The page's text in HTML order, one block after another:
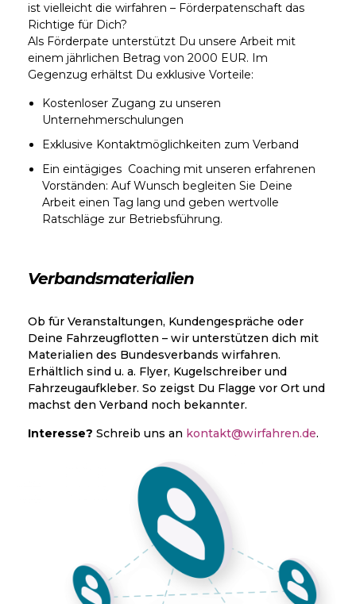
ist vielleicht die wirfahren – Förderpatenschaft das
Richtige für Dich?
Als Förderpate unterstützt Du unsere Arbeit mit
einem jährlichen Betrag von 2000 EUR. Im
Gegenzug erhältst Du exklusive Vorteile:
Kostenloser Zugang zu unseren
Unternehmerschulungen
Exklusive Kontaktmöglichkeiten zum Verband
Ein eintägiges Coaching mit unseren erfahrenen
Vorständen: Auf Wunsch begleiten Sie Deine
Arbeit einen Tag lang und geben wertvolle
Ratschläge zur Betriebsführung.
Verbandsmaterialien
Ob für Veranstaltungen, Kundengespräche oder
Deine Fahrzeugflotten – wir unterstützen dich mit
Materialien des Bundesverbands wirfahren.
Erhältlich sind u. a. Flyer, Kugelschreiber und
Fahrzeugaufkleber. So zeigst Du Flagge vor Ort und
machst den Verband noch bekannter.
Interesse? Schreib uns an kontakt@wirfahren.de.